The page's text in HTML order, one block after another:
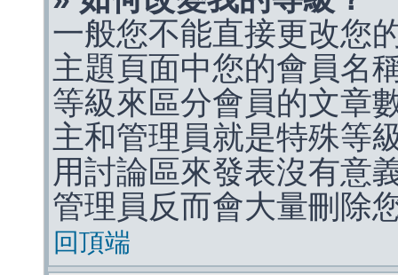
一般您不能直接更改您
主題頁面中您的會員名
等級來區分會員的文章
主和管理員就是特殊等
用討論區來發表沒有意
管理員反而會大量刪除
回頂端